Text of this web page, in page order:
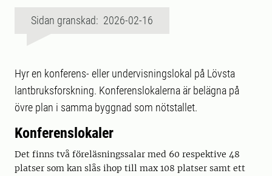
Sidan granskad: 2026-02-16
Hyr en konferens- eller undervisningslokal på Lövsta
lantbruksforskning. Konferenslokalerna är belägna på
övre plan i samma byggnad som nötstallet.
Konferenslokaler
Det finns två föreläsningssalar med 60 respektive 48
platser som kan slås ihop till max 108 platser samt ett